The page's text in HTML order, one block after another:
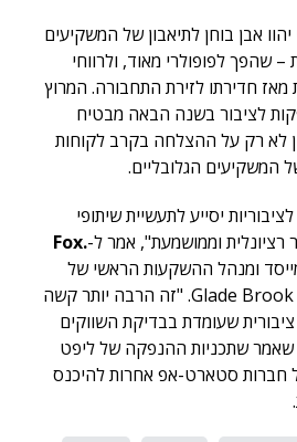
אבן בוחן לתיאבון של המשקיעים
שהפך לפופולרי מאוד, ולרווחי
מאז חדירתו לזירת התחבורה. המרוץ
לציבור בשנה הבאה מבטיח
לא רק על ההצלחה בקרב לקוחות
המשקיעים הגלובליים.
יסייע לתעשיית שיתופי
רציונלית וממושמעת", אמר ל- .Fox
ומנהל ההשקעות הראשי של
Glade Brook Capital Partners LLC. "זה הרבה יותר קשה
שעומדת בבדיקת השווקים
שאמר שתכניות ההנפקה של ליפט
חברות סטארט-אפ אחרות להיכנס